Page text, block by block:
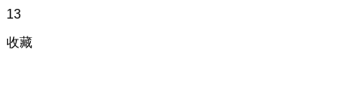
13
收藏